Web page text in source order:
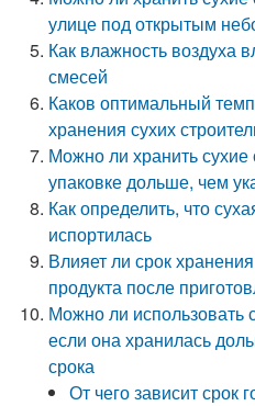
улице под открытым
Как влажность воздуха
смесей
Каков оптимальный
хранения сухих
Можно ли хранить
упаковке дольше, чем
Как определить, что
испортилась
Влияет ли срок
продукта после
Можно ли использовать
если она хранилась
срока
От чего зависит срок